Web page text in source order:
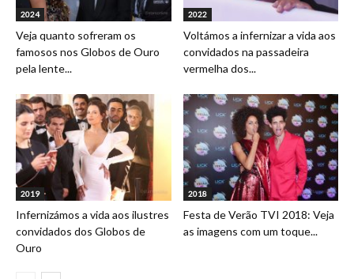
2024
Veja quanto sofreram os
famosos nos Globos de Ouro
pela lente...
2022
Voltámos a infernizar a vida aos
convidados na passadeira
vermelha dos...
2019
Infernizámos a vida aos ilustres
convidados dos Globos de
Ouro
2018
Festa de Verão TVI 2018: Veja
as imagens com um toque...